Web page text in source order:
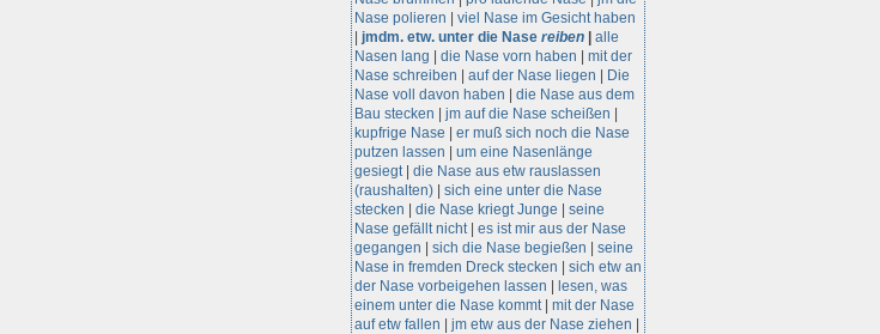
Nase polieren
viel Nase im Gesicht haben
jmdm. etw. unter die Nase reiben
alle
Nasen lang
die Nase vorn haben
mit der
Nase schreiben
auf der Nase liegen
Die
Nase voll davon haben
die Nase aus dem
Bau stecken
jm auf die Nase scheißen
kupfrige Nase
er muß sich noch die Nase
putzen lassen
um eine Nasenlänge
gesiegt| die Nase aus etw rauslassen
(raushalten)
sich eine unter die Nase
stecken
die Nase kriegt Junge
seine
Nase gefällt nicht| es ist mir aus der Nase
gegangen
sich die Nase begießen
seine
Nase in fremden Dreck stecken
sich etw an
der Nase vorbeigehen lassen
lesen, was
einem unter die Nase kommt| mit der Nase
auf etw fallen
jm etw aus der Nase ziehen